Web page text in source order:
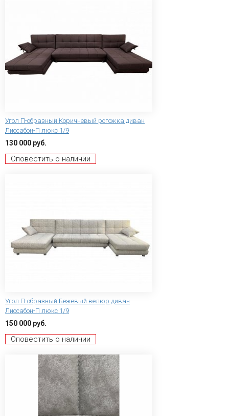
Угол П-образный Коричневый рогожка диван
Лиссабон-П люкс 1/9
130 000 руб.
Оповестить о наличии
Угол П-образный Бежевый велюр диван
Лиссабон-П люкс 1/9
150 000 руб.
Оповестить о наличии